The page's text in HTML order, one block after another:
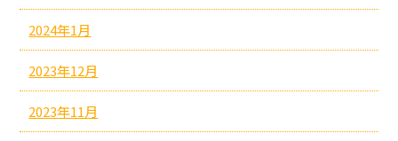
2024年1月
2023年12月
2023年11月